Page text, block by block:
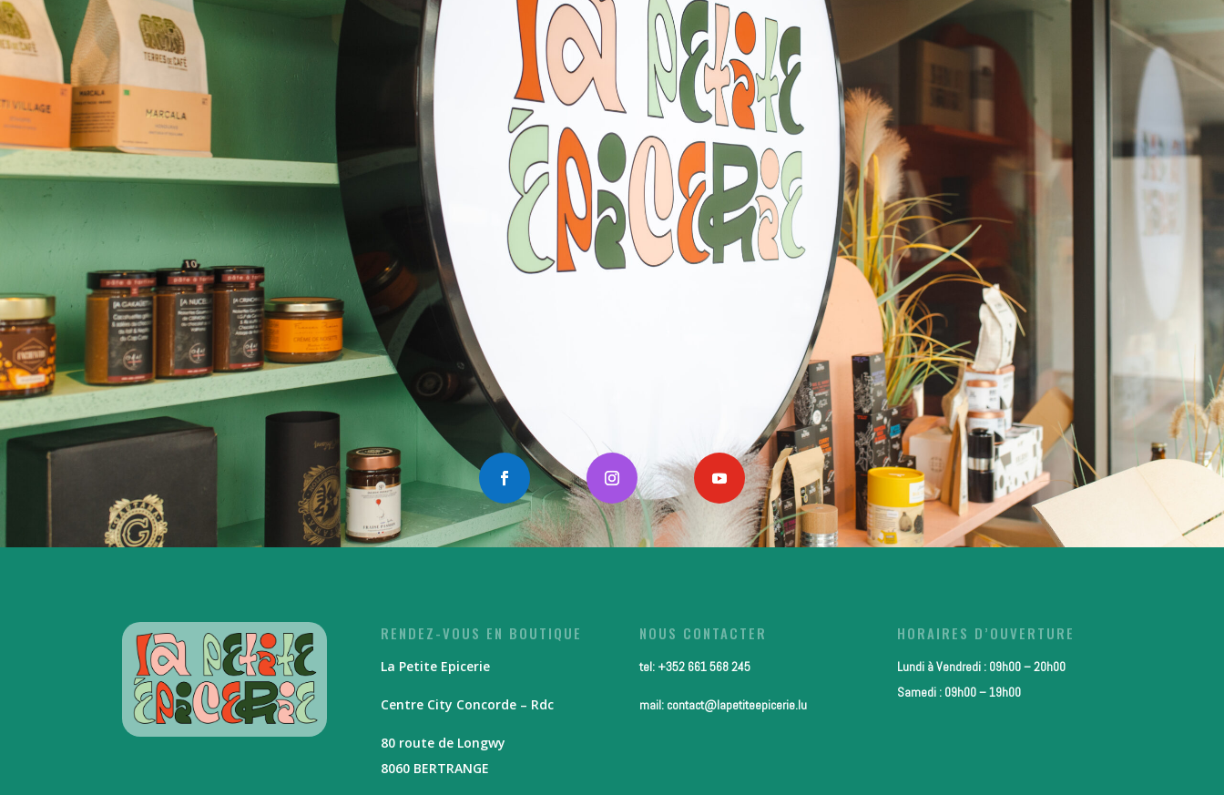
RENDEZ-VOUS EN BOUTIQUE
La Petite Epicerie
Centre City Concorde – Rdc
80 route de Longwy
8060 BERTRANGE
NOUS CONTACTER
tel: +352 661 568 245
mail: contact@lapetiteepicerie.lu
HORAIRES D’OUVERTURE
Lundi à Vendredi : 09h00 – 20h00
Samedi : 09h00 – 19h00